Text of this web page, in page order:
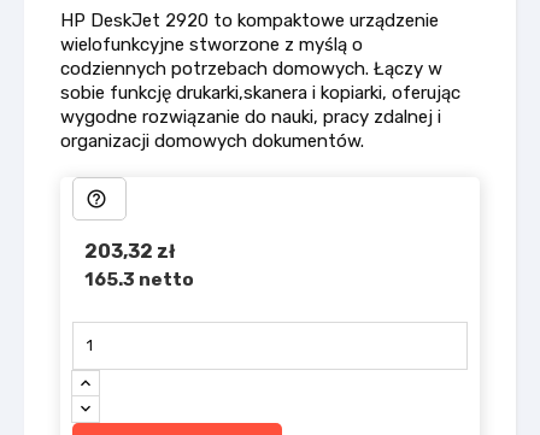
HP DeskJet 2920 to kompaktowe urządzenie
wielofunkcyjne stworzone z myślą o
codziennych potrzebach domowych. Łączy w
sobie funkcję drukarki,skanera i kopiarki, oferując
wygodne rozwiązanie do nauki, pracy zdalnej i
organizacji domowych dokumentów.
help_outline
203,32 zł
165.3 netto